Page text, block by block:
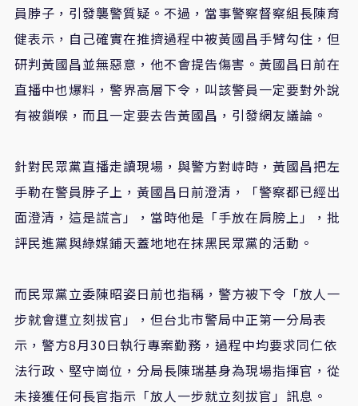
員脖子，引發襲警質疑。不過，當事警察督察組長陳育
健表示，自己確實在推擠過程中被黃國昌手臂勾住，但
研判黃國昌並無惡意，他不會提告傷害。黃國昌日前在
直播中也爆料，警界高層下令，叫該警員一定要對外說
有被鎖喉，而且一定要去告黃國昌，引發網友議論。
針對民眾黨直播走讀現場，與警方對峙時，黃國昌把左
手勒在警員脖子上，黃國昌日前澄清，「警察都已經出
面澄清，這是謊言」，當時他是「手放在肩膀上」，批
評民進黨與綠媒鋪天蓋地地在抹黑民眾黨的活動。
而民眾黨立委陳昭姿日前也指稱，警方被下令「放人一
步就會遭立刻拔官」，但台北市警局中正第一分局表
示，警方8月30日執行專案勤務，過程中均要求同仁依
法行政、堅守崗位，分局長陳瑞基身為現場指揮官，從
未接獲任何長官指示「放人一步就立刻拔官」訊息。